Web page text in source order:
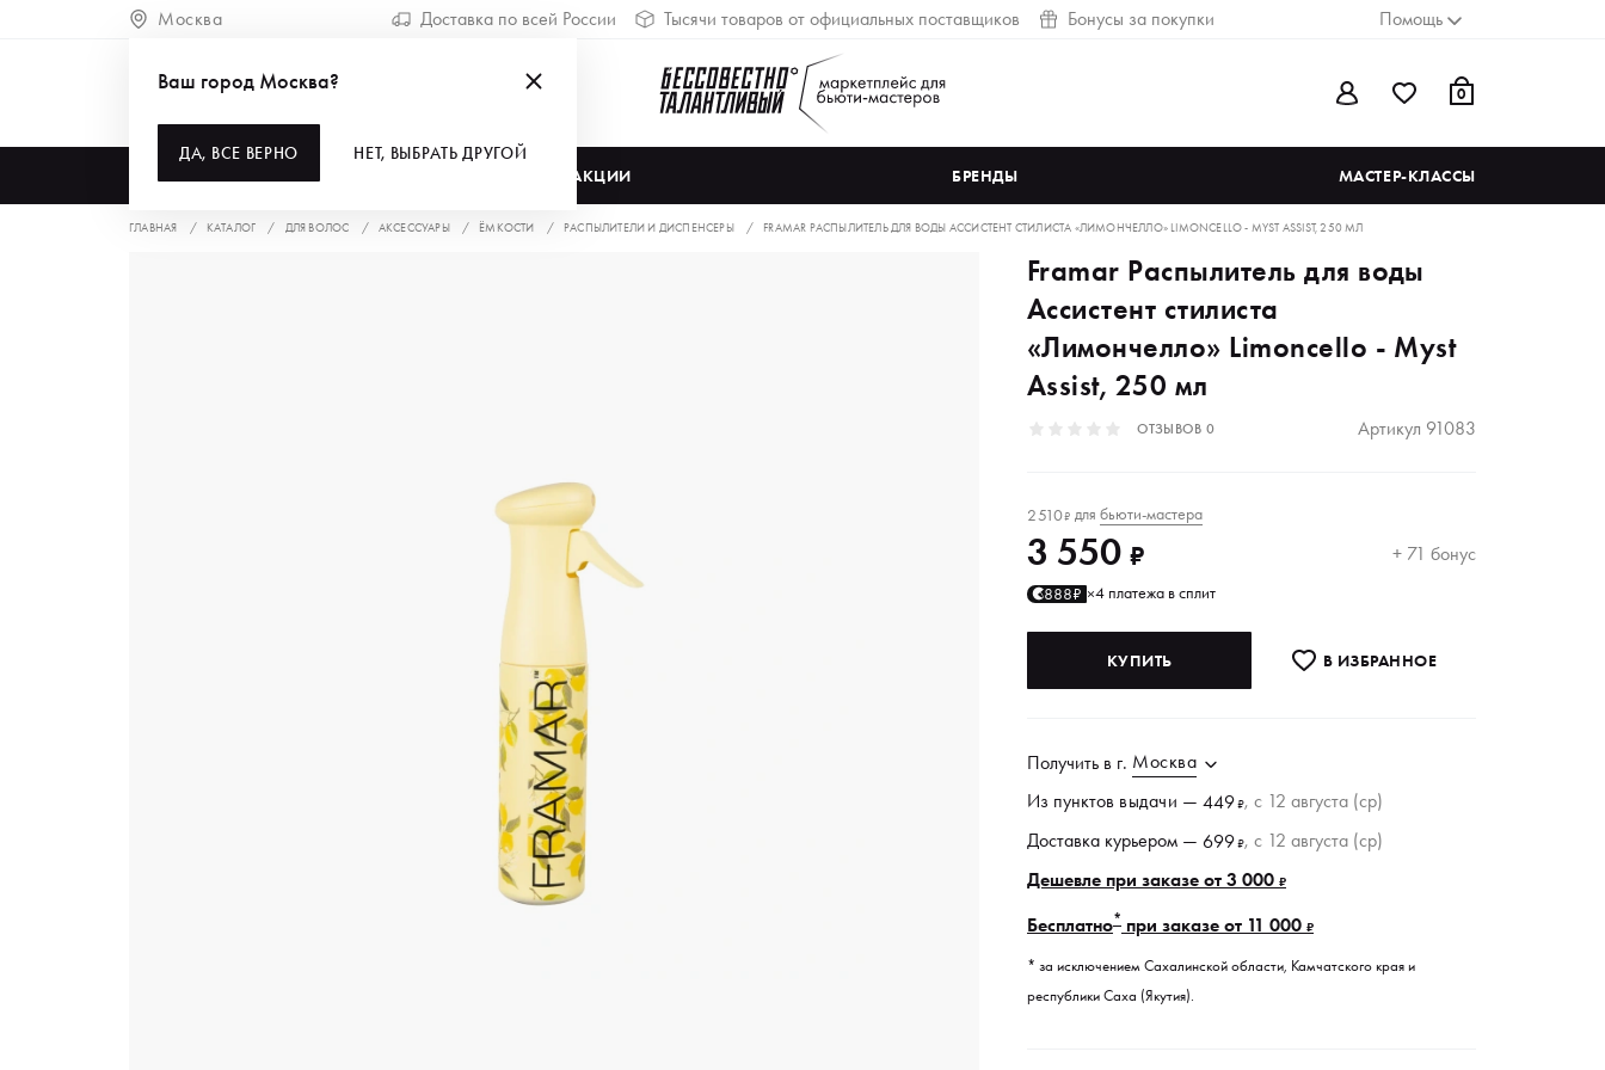
Москва Доставка по всей России Тысячи товаров от официальных поставщиков Бонусы за покупки Помощь
0
АКЦИИ БРЕНДЫ МАСТЕР-КЛАССЫ
Ваш город Москва?
ДА, ВСЕ ВЕРНО НЕТ, ВЫБРАТЬ ДРУГОЙ
ГЛАВНАЯ КАТАЛОГ ДЛЯ ВОЛОС АКСЕССУАРЫ ЁМКОСТИ РАСПЫЛИТЕЛИ И ДИСПЕНСЕРЫ FRAMAR РАСПЫЛИТЕЛЬ ДЛЯ ВОДЫ АССИСТЕНТ СТИЛИСТА «ЛИМОНЧЕЛЛО» LIMONCELLO - MYST ASSIST, 250 МЛ
Framar Распылитель для воды
Ассистент стилиста
«Лимончелло» Limoncello - Myst
Assist, 250 мл
ОТЗЫВОВ 0 Артикул 91083
2 510₽ для бьюти-мастера
3 550 ₽ + 71 бонус
888₽ ×4 платежа в сплит
КУПИТЬ В ИЗБРАННОE
Получить в г. Москва
Из пунктов выдачи —449₽, c 12 августа (ср)
Доставка курьером —699₽, c 12 августа (ср)
Дешевле при заказе от 3 000₽
Бесплатно* при заказе от 11 000₽
* за исключением Сахалинской области, Камчатского края и
республики Саха (Якутия).